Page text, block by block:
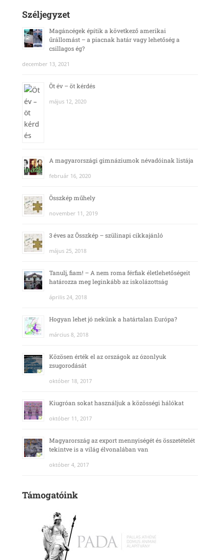
Széljegyzet
Magáncégek építik a következő amerikai
űrállomást – a piacnak határ vagy lehetőség a
csillagos ég?
december 13, 2021
Öt év – öt kérdés
május 12, 2020
A magyarországi gimnáziumok névadóinak listája
február 16, 2020
Összkép műhely
november 11, 2019
3 éves az Összkép – szülinapi cikkajánló
május 25, 2018
Tanulj, fiam! – A nem roma férfiak életlehetőségeit
határozza meg leginkább az iskolázottság
április 24, 2018
Hogyan lehet jó nekünk a határtalan Európa?
március 8, 2018
Közösen érték el az országok az ózonlyuk
zsugorodását
október 18, 2017
Kiugróan sokat használjuk a közösségi hálókat
október 11, 2017
Magyarország az export mennyiségét és összetételét
tekintve is a világ élvonalában van
október 4, 2017
Támogatóink